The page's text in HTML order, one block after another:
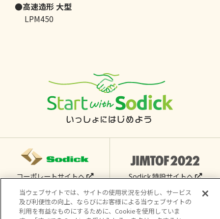
●高速造形 大型
LPM450
コーポレートサイトへ Sodick 特設サイトへ
当ウェブサイトでは、サイトの使用状況を分析し、サービス
及び利便性の向上、ならびにお客様による当ウェブサイトの
利用を有益なものにするために、Cookieを使用していま